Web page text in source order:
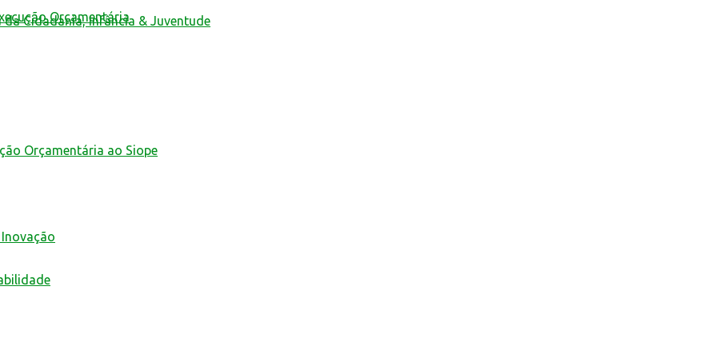
Orçamentária
Cidadania, Infância & Juventude
Orçamentária ao Siope